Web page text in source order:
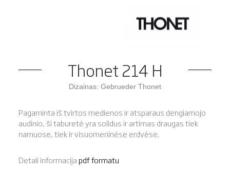
Thonet 214 H
Dizainas: Gebrueder Thonet
Pagaminta iš tvirtos medienos ir atsparaus dengiamojo
audinio, ši taburetė yra solidus ir artimas draugas tiek
namuose, tiek ir visuomeninėse erdvėse.
Detali informacija pdf formatu